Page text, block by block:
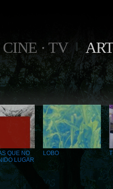
CINE · TV
QUE NO
LUGAR
LOBO